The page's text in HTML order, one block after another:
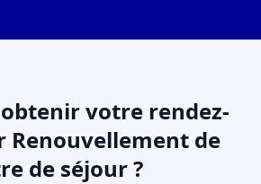
votre rendez-
Renouvellement de
de séjour ?